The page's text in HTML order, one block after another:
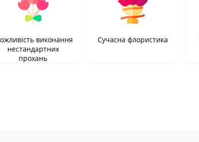
виконання
нестандартних
прохань
Сучасна флористика